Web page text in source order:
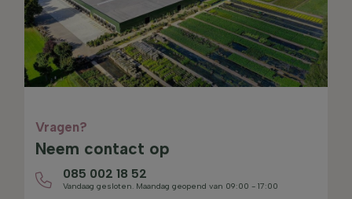
Vragen?
Neem contact op
085 002 18 52
Vandaag gesloten. Maandag geopend van 09:00 - 17:00